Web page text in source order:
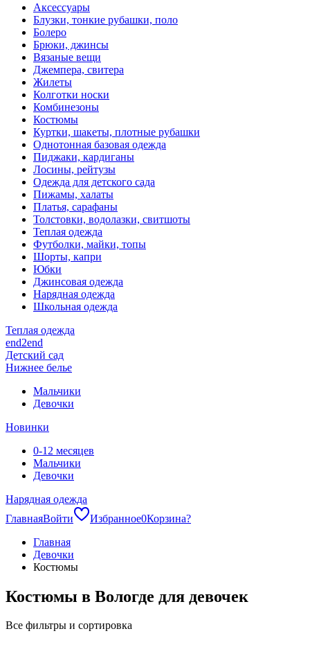
Аксессуары
Блузки, тонкие рубашки, поло
Болеро
Брюки, джинсы
Вязаные вещи
Джемпера, свитера
Жилеты
Колготки носки
Комбинезоны
Костюмы
Куртки, шакеты, плотные рубашки
Однотонная базовая одежда
Пиджаки, кардиганы
Лосины, рейтузы
Одежда для детского сада
Пижамы, халаты
Платья, сарафаны
Толстовки, водолазки, свитшоты
Теплая одежда
Футболки, майки, топы
Шорты, капри
Юбки
Джинсовая одежда
Нарядная одежда
Школьная одежда
Теплая одежда
end2end
Детский сад
Нижнее белье
Мальчики
Девочки
Новинки
0-12 месяцев
Мальчики
Девочки
Нарядная одежда
ГлавнаяВойти Избранное0Корзина?
Главная
Девочки
Костюмы
Костюмы в Вологде для девочек
Все фильтры и сортировка